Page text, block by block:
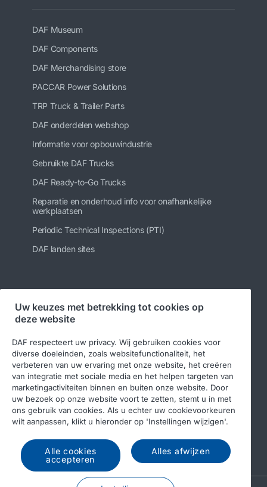
DAF Museum
DAF Components
DAF Merchandising store
PACCAR Power Solutions
TRP Truck & Trailer Parts
DAF onderdelen webshop
Informatie voor opbouwindustrie
Gebruikte DAF Trucks
DAF Ready-to-Go Trucks
Reparatie en onderhoud info voor onafhankelijke
werkplaatsen
Periodic Technical Inspections (PTI)
DAF landen sites
Volg ons
© 2026 DAF Legal notice
Privacy statement
Algemene voorwaarden
DAF en cookies
Income Tax Report
Uw keuzes met betrekking tot cookies op
deze website
DAF respecteert uw privacy. Wij gebruiken cookies voor
diverse doeleinden, zoals websitefunctionaliteit, het
verbeteren van uw ervaring met onze website, het creëren
van integratie met sociale media en het helpen targeten van
marketingactiviteiten binnen en buiten onze website. Door
uw bezoek op onze website voort te zetten, stemt u in met
ons gebruik van cookies. Als u echter uw cookievoorkeuren
wilt aanpassen, klikt u hieronder op 'Instellingen wijzigen'.
Alle cookies
accepteren
Alles afwijzen